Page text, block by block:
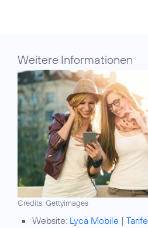
Weitere Informationen
Credits: Gettyimages
Website: Lyca Mobile | Tarife